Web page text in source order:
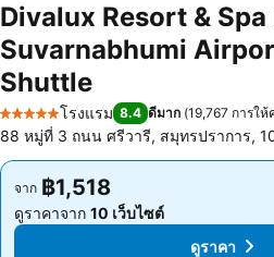
Divalux Resort &
Suvarnabhumi
Shuttle
5 ดาว
โรงแรม 8.4 ดีมาก (19,767 การใ
88 หมู่ที่ 3 ถนน ศรีวารี, สมุทรปราการ,
จาก ฿1,518
ดูราคาจาก 10 เว็บไซต์
ดูราคา
จาก ฿1,518
ดูราคาจาก 10 เว็บไซต์
ดูราคา